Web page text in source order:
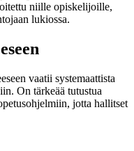
niille opiskelijoille,
lukiossa.
vaatii systemaattista
On tärkeää tutustua
jotta hallitset